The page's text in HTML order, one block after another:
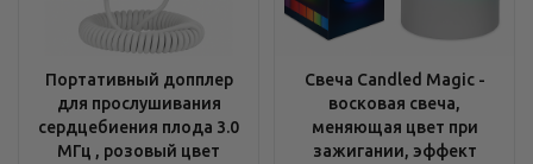
Портативный допплер
для прослушивания
сердцебиения плода 3.0
МГц , розовый цвет
Свеча Candled Magic -
восковая свеча,
меняющая цвет при
зажигании, эффект